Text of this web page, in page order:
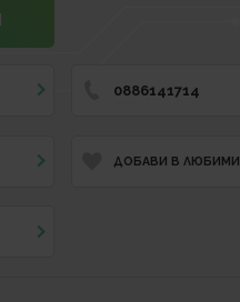
0886141714
ДОБАВИ В ЛЮБИМИ